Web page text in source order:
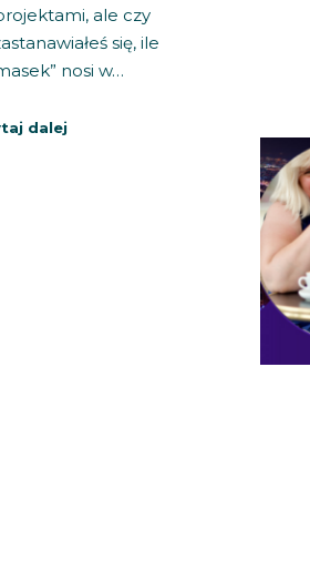
ale czy
się, ile
nosi w…
dalej